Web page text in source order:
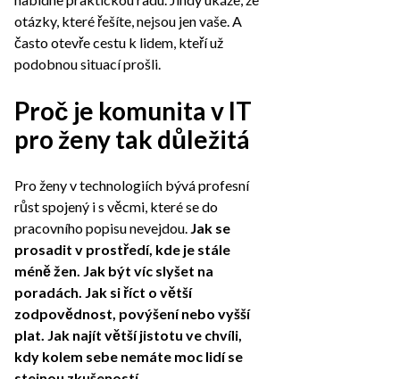
otázky, které řešíte, nejsou jen vaše. A
často otevře cestu k lidem, kteří už
podobnou situací prošli.
Proč je komunita v IT
pro ženy tak důležitá
Pro ženy v technologiích bývá profesní
růst spojený i s věcmi, které se do
pracovního popisu nevejdou. Jak se
prosadit v prostředí, kde je stále
méně žen. Jak být víc slyšet na
poradách. Jak si říct o větší
zodpovědnost, povýšení nebo vyšší
plat. Jak najít větší jistotu ve chvíli,
kdy kolem sebe nemáte moc lidí se